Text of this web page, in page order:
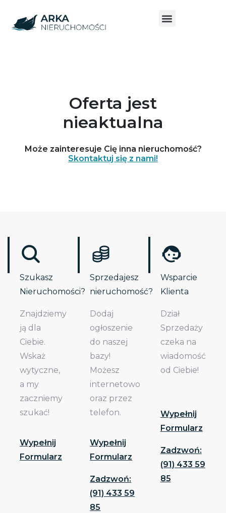
Oferta jest
nieaktualna
Może zainteresuje Cię inna nieruchomość?
Skontaktuj się z nami!
Szukasz
Nieruchomości?
Znajdziemy
ją dla
Ciebie.
Wskaż
wytyczne,
a my
zaczniemy
szukać!
Wypełnij
Formularz
Sprzedajesz
nieruchomość?
Dodaj
ogłoszenie
do naszej
bazy!
Możesz
internetowo
oraz przez
telefon.
Wypełnij
Formularz
Zadzwoń:
(91) 433 59
85
Wsparcie
Klienta
Dział
Sprzedaży
czeka na
wiadomość
od Ciebie!
Wypełnij
Formularz
Zadzwoń:
(91) 433 59
85